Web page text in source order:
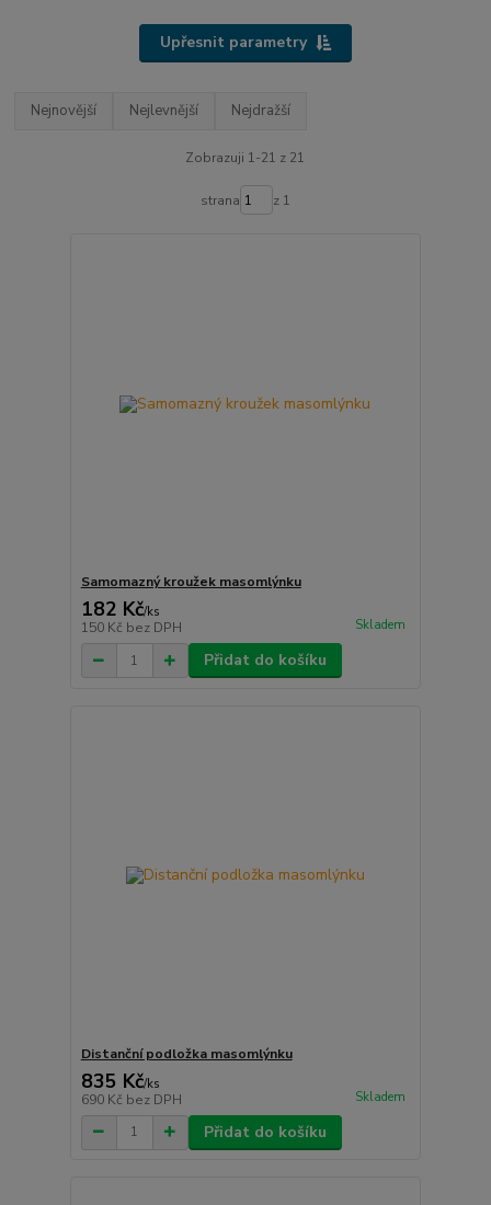
Upřesnit parametry
Nejnovější Nejlevnější Nejdražší
Zobrazuji 1-21 z 21
strana z 1
Samomazný kroužek masomlýnku
182 Kč/ks
150 Kč bez DPH Skladem
Přidat do košíku
Distanční podložka masomlýnku
835 Kč/ks
690 Kč bez DPH Skladem
Přidat do košíku